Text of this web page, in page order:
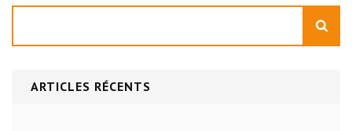
ARTICLES RÉCENTS